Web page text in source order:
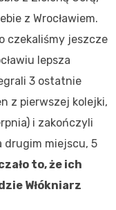
z Wrocławiem.
czekaliśmy jeszcze
lepsza
3 ostatnie
z pierwszej kolejki,
i zakończyli
drugim miejscu, 5
to, że ich
Włókniarz